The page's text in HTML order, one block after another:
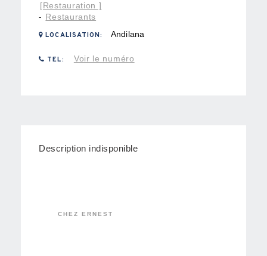
[Restauration ]
- Restaurants
LOCALISATION: Andilana
TEL: Voir le numéro
Description indisponible
CHEZ ERNEST